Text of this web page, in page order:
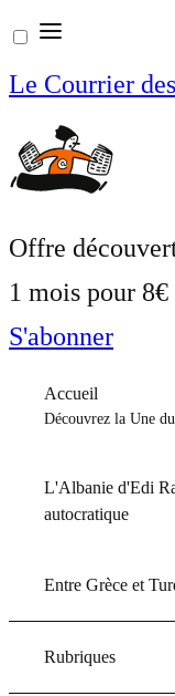
Aller
au
contenu
Le Courrier
Offre
1 mois pour 8€
S'abonner
Accueil
Découvrez la Une
L'Albanie d'Edi
autocratique
Entre Grèce et
Rubriques